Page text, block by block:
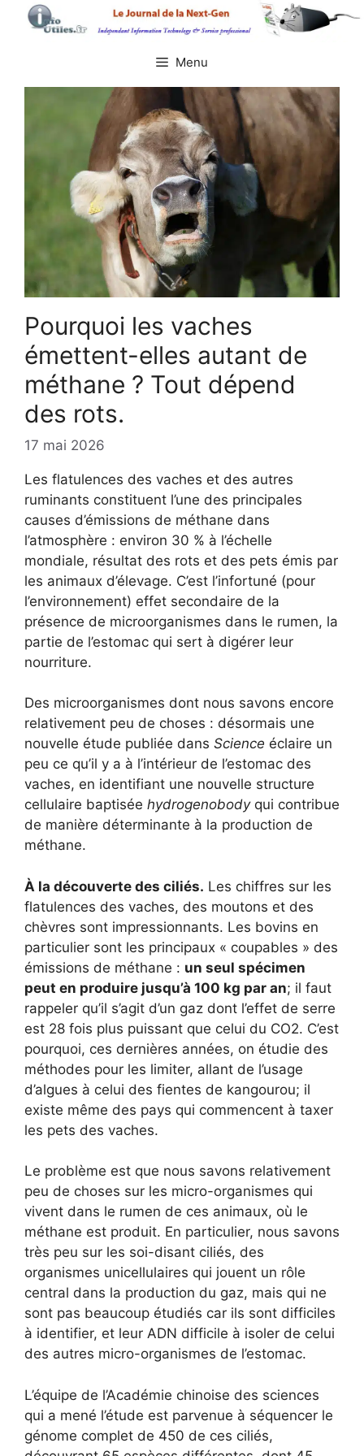
Aller
Menu
Pourquoi les vaches
émettent-elles autant de
méthane ? Tout dépend
des rots.
17 mai 2026
Les flatulences des vaches et des autres
ruminants constituent l’une des principales
causes d’émissions de méthane dans
l’atmosphère : environ 30 % à l’échelle
mondiale, résultat des rots et des pets émis par
les animaux d’élevage. C’est l’infortuné (pour
l’environnement) effet secondaire de la
présence de microorganismes dans le rumen, la
partie de l’estomac qui sert à digérer leur
nourriture.
Des microorganismes dont nous savons encore
relativement peu de choses : désormais une
nouvelle étude publiée dans Science éclaire un
peu ce qu’il y a à l’intérieur de l’estomac des
vaches, en identifiant une nouvelle structure
cellulaire baptisée hydrogenobodyqui contribue
de manière déterminante à la production de
méthane.
À la découverte des ciliés. Les chiffres sur les
flatulences des vaches, des moutons et des
chèvres sont impressionnants. Les bovins en
particulier sont les principaux « coupables » des
émissions de méthane : un seul spécimen
peut en produire jusqu’à 100 kg par an; il faut
rappeler qu’il s’agit d’un gaz dont l’effet de serre
est 28 fois plus puissant que celui du CO2. C’est
pourquoi, ces dernières années, on étudie des
méthodes pour les limiter, allant de l’usage
d’algues à celui des fientes de kangourou; il
existe même des pays qui commencent à taxer
les pets des vaches.
Le problème est que nous savons relativement
peu de choses sur les micro-organismes qui
vivent dans le rumen de ces animaux, où le
méthane est produit. En particulier, nous savons
très peu sur les soi-disant ciliés, des
organismes unicellulaires qui jouent un rôle
central dans la production du gaz, mais qui ne
sont pas beaucoup étudiés car ils sont difficiles
à identifier, et leur ADN difficile à isoler de celui
des autres micro-organismes de l’estomac.
L’équipe de l’Académie chinoise des sciences
qui a mené l’étude est parvenue à séquencer le
génome complet de 450 de ces ciliés,